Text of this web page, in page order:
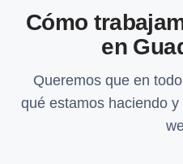
Cómo
en
Queremos que en
qué estamos haciendo